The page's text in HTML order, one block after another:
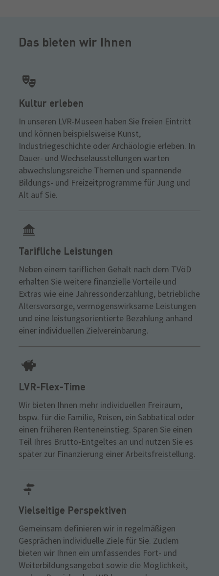
Das bieten wir Ihnen
Kultur erleben
In unseren LVR-Museen haben Sie freien Eintritt
und können beispielsweise Kunst,
Industriegeschichte oder Archäologie erleben. In
Dauer- und Wechselausstellungen warten
abwechslungsreiche Themen und spannende
Bildungs- und Freizeitprogramme für Jung und
Alt auf Sie.
Tarifliche Leistungen
Neben einem tariflichen Gehalt nach dem TVöD
erhalten Sie weitere finanzielle Vorteile und
Extras wie eine Jahressonderzahlung, betriebliche
Altersvorsorge, vermögenswirksame Leistungen
und eine leistungsorientierte Bezahlung anhand
einer individuellen Zielvereinbarung.
LVR-Flex-Time
Wir bieten Ihnen mehr individuellen Freiraum,
bspw. für die Familie, Reisen, ein Sabbatical oder
einen früheren Renteneinstieg. Sparen Sie einen
Teil Ihres Brutto-Entgeltes an und nutzen Sie es
später zur Finanzierung einer Arbeitsfreistellung.
Vielseitige Perspektiven
Gemeinsam definieren wir in regelmäßigen
Gesprächen individuelle Ziele für Sie. Zudem
bieten wir Ihnen ein umfassendes Fort- und
Weiterbildungsangebot sowie die Möglichkeit,